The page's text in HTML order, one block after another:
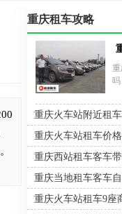
重庆租车攻略
重
附
天
区
旅
汽
重庆火车站附近租
重庆西站租车客车
重庆当地租车客车
重庆火车站租车9座